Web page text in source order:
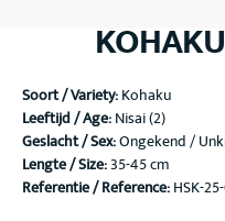
Soort / Variety:Kohaku
Leeftijd / Age:Nisai (2)
Geslacht / Sex:Ongekend /
Lengte / Size:35-45 cm
Referentie / Reference:HSK-